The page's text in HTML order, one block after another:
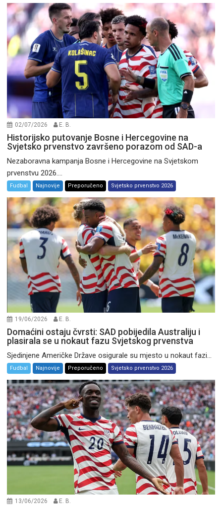
02/07/2026 E. B.
Historijsko putovanje Bosne i Hercegovine na
Svjetsko prvenstvo završeno porazom od SAD-a
Nezaboravna kampanja Bosne i Hercegovine na Svjetskom
prvenstvu 2026....
Fudbal Najnovije Preporučeno Svjetsko prvenstvo 2026
19/06/2026 E. B.
Domaćini ostaju čvrsti: SAD pobijedila Australiju i
plasirala se u nokaut fazu Svjetskog prvenstva
Sjedinjene Američke Države osigurale su mjesto u nokaut fazi...
Fudbal Najnovije Preporučeno Svjetsko prvenstvo 2026
13/06/2026 E. B.